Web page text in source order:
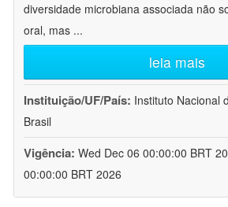
diversidade microbiana associada não
oral, mas ...
leia mais
Instituição/UF/País: Instituto Nacional
Brasil
Vigência: Wed Dec 06 00:00:00 BRT
00:00:00 BRT 2026